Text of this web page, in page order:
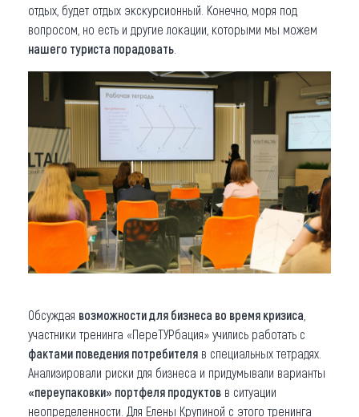
отдых, будет отдых экскурсионный. Конечно, моря под
вопросом, но есть и другие локации, которыми мы можем
нашего туриста порадовать
Обсуждая возможности для бизнеса во время кризиса
участники тренинга «ПереТУРбация» учились работать с
фактами поведения потребителя в специальных тетрадях.
Анализировали риски для бизнеса и придумывали варианты
«переупаковки» портфеля продуктов в ситуации
неопределенности. Для Елены Крупиной с этого тренинга